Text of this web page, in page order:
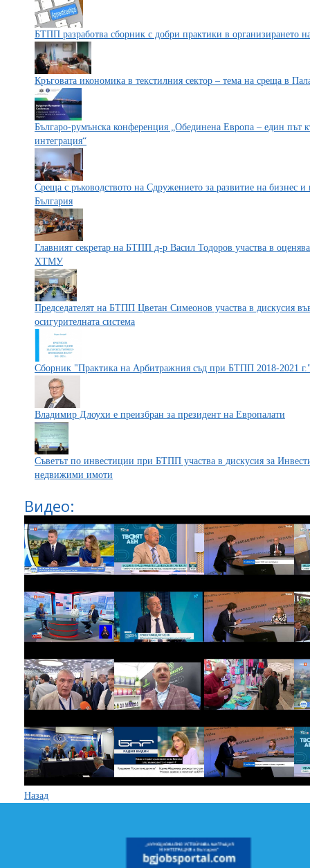
БТПП разработва сборник с добри практики в организирането
Кръговата икономика в текстилния сектор – тема на среща в
Българо-румънска конференция „Обединена Европа – един път
интеграция“
Среща с ръководството на Сдружението за развитие на бизнес
България
Главният секретар на БТПП д-р Васил Тодоров участва в
ХТМУ
Председателят на БТПП Цветан Симеонов участва в дискусия
осигурителната система
Сборник "Практика на Арбитражния съд при БТПП 2018-2021
Владимир Длоухи е преизбран за президент на Европалати
Съветът по инвестиции при БТПП участва в дискусия за
недвижими имоти
Видео:
Назад